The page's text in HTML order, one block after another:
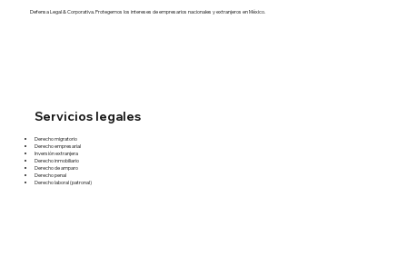
Defensa Legal & Corporativa. Protegemos los intereses de empresarios nacionales y extranjeros en México.
Servicios legales
Derecho migratorio
Derecho empresarial
Inversión extranjera
Derecho inmobiliario
Derecho de amparo
Derecho penal
Derecho laboral (patronal)